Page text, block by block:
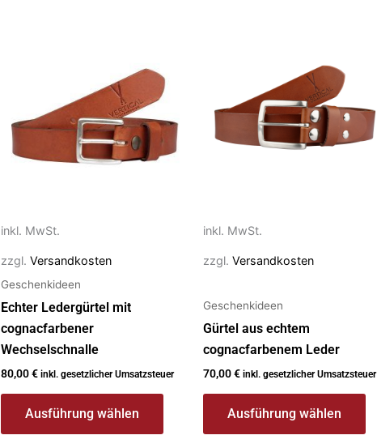
inkl. MwSt.
zzgl. Versandkosten
Geschenkideen
Echter Ledergürtel mit
cognacfarbener
Wechselschnalle
80,00€ inkl. gesetzlicher Umsatzsteuer
Ausführung wählen
Varianten
auf.
Die
auf
Produktseite
gewählt
werden
inkl. MwSt.
zzgl. Versandkosten
Geschenkideen
Gürtel aus echtem
cognacfarbenem Leder
70,00€ inkl. gesetzlicher Umsatzsteuer
Ausführung wählen
mehrere
Varianten
auf.
auf
Produktseite
werden